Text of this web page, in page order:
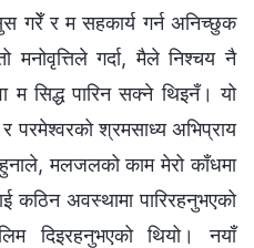
गरेँ र म सहकार्य गर्न अनिच्छुक
मनोवृत्तिले गर्दा, मैले निश्चय नै
म सिद्ध पारिन सक्ने थिइनँ। यो
परमेश्‍वरको श्रमसाध्य अभिप्राय
मलजलको काम मेरो काँधमा
कठिन अवस्थामा पारिरहनुभएको
दिइरहनुभएको थियो। नयाँ